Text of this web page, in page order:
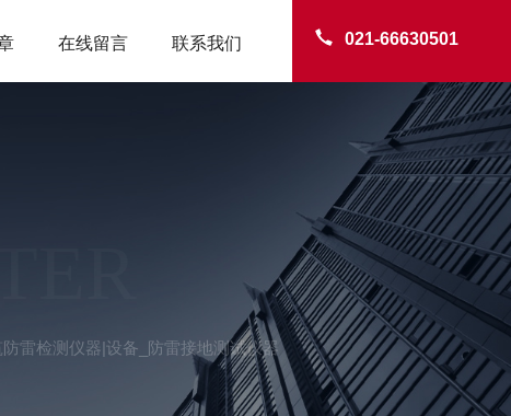
021-66630501
在线留言 联系我们
雷检测仪器|设备_防雷接地测试仪器